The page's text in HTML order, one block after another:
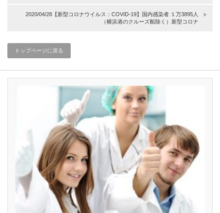
2020/04/28【新型コロナウイルス：COVID-19】国内感染者 １万3895人
（横浜港のクルーズ船除く）新型コロナ
トップページに戻る